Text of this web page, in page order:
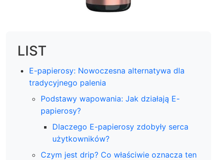
LIST
E-papierosy: Nowoczesna alternatywa dla
tradycyjnego palenia
Podstawy wapowania: Jak działają E-
papierosy?
Dlaczego E-papierosy zdobyły serca
użytkowników?
Czym jest drip? Co właściwie oznacza ten